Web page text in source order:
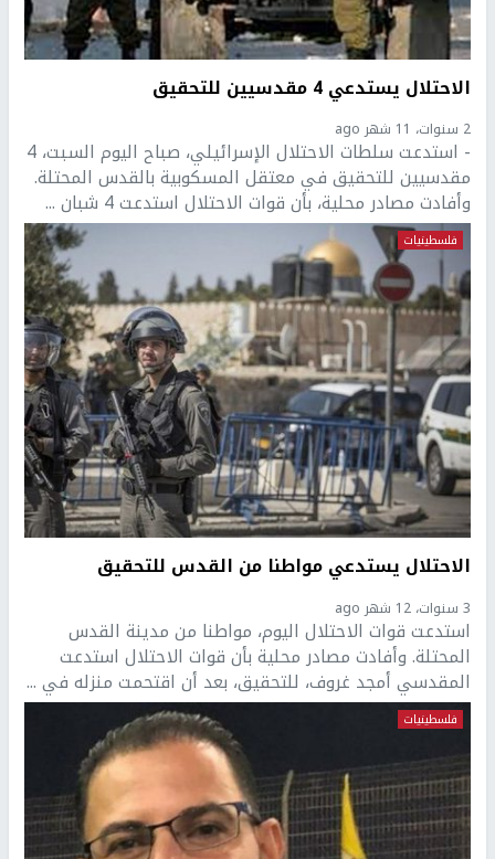
الاحتلال يستدعي 4 مقدسيين للتحقيق
2 سنوات، 11 شهر ago
- استدعت سلطات الاحتلال الإسرائيلي، صباح اليوم السبت، 4
مقدسيين للتحقيق في معتقل المسكوبية بالقدس المحتلة.
وأفادت مصادر محلية، بأن قوات الاحتلال استدعت 4 شبان ...
فلسطينيات
الاحتلال يستدعي مواطنا من القدس للتحقيق
3 سنوات، 12 شهر ago
استدعت قوات الاحتلال اليوم، مواطنا من مدينة القدس
المحتلة. وأفادت مصادر محلية بأن قوات الاحتلال استدعت
المقدسي أمجد غروف، للتحقيق، بعد أن اقتحمت منزله في ...
فلسطينيات